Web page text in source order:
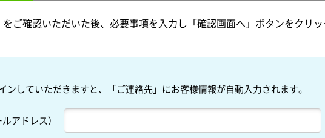
をご確認いただいた後、必要事項を入力し「確認画面へ」ボタンをクリッ
ンしていただきますと、「ご連絡先」にお客様情報が自動入力されます。
アドレス）